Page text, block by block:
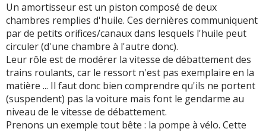
Un amortisseur est un piston composé de deux
chambres remplies d'huile. Ces dernières communiquent
par de petits orifices/canaux dans lesquels l'huile peut
circuler (d'une chambre à l'autre donc).
Leur rôle est de modérer la vitesse de débattement des
trains roulants, car le ressort n'est pas exemplaire en la
matière ... Il faut donc bien comprendre qu'ils ne portent
(suspendent) pas la voiture mais font le gendarme au
niveau de le vitesse de débattement.
Prenons un exemple tout bête : la pompe à vélo. Cette